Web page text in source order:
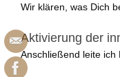
Wir klären, was Dich
Aktivierung der
Anschließend leite ich